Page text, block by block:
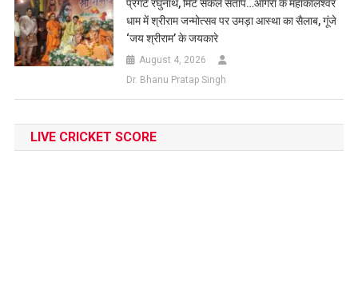
प्रगटे रघुनाथ, मिटे सकल संताप…आगरा के महाकालेश्वर
धाम में श्रीराम जन्मोत्सव पर उमड़ा आस्था का सैलाब, गूंजे
‘जय श्रीराम’ के जयकारे
August 4, 2026
Dr. Bhanu Pratap Singh
LIVE CRICKET SCORE